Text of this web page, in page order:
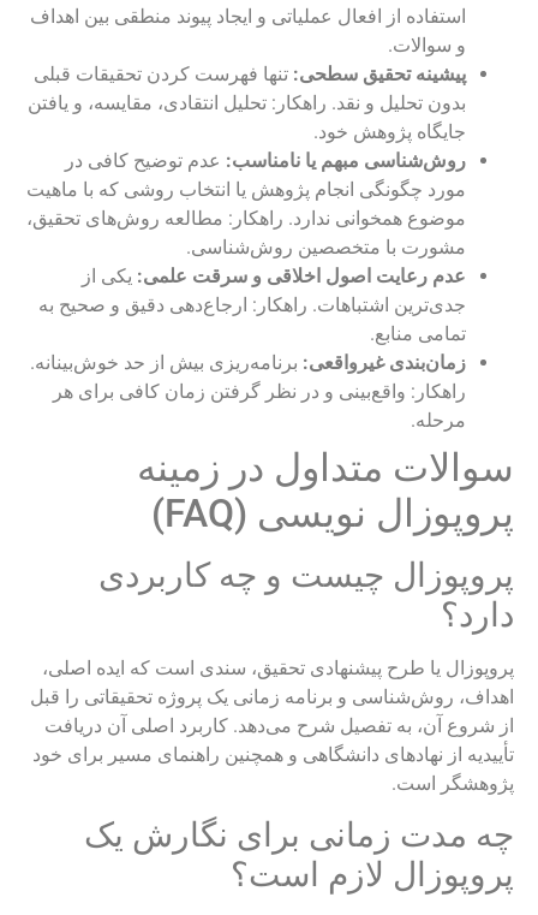
استفاده از افعال عملیاتی و ایجاد پیوند منطقی بین اهداف
و سوالات.
پیشینه تحقیق سطحی: تنها فهرست کردن تحقیقات قبلی
بدون تحلیل و نقد. راهکار: تحلیل انتقادی، مقایسه، و یافتن
جایگاه پژوهش خود.
روش‌شناسی مبهم یا نامناسب: عدم توضیح کافی در
مورد چگونگی انجام پژوهش یا انتخاب روشی که با ماهیت
موضوع همخوانی ندارد. راهکار: مطالعه روش‌های تحقیق،
مشورت با متخصصین روش‌شناسی.
عدم رعایت اصول اخلاقی و سرقت علمی: یکی از
جدی‌ترین اشتباهات. راهکار: ارجاع‌دهی دقیق و صحیح به
تمامی منابع.
زمان‌بندی غیرواقعی: برنامه‌ریزی بیش از حد خوش‌بینانه.
راهکار: واقع‌بینی و در نظر گرفتن زمان کافی برای هر
مرحله.
سوالات متداول در زمینه
پروپوزال نویسی (FAQ)
پروپوزال چیست و چه کاربردی
دارد؟
پروپوزال یا طرح پیشنهادی تحقیق، سندی است که ایده اصلی،
اهداف، روش‌شناسی و برنامه زمانی یک پروژه تحقیقاتی را قبل
از شروع آن، به تفصیل شرح می‌دهد. کاربرد اصلی آن دریافت
تأییدیه از نهادهای دانشگاهی و همچنین راهنمای مسیر برای خود
پژوهشگر است.
چه مدت زمانی برای نگارش یک
پروپوزال لازم است؟